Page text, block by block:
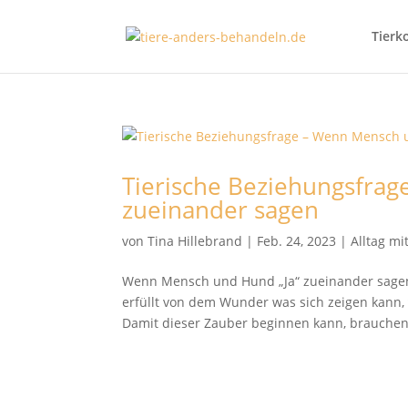
Tierische
zueinander sagen
vonTina Hillebrand | Feb. 24, 2023 |Alltag
Wenn Mensch und Hund „Ja“ zueinander
erfüllt von dem Wunder was sich zeigen
Damit dieser Zauber beginnen kann,